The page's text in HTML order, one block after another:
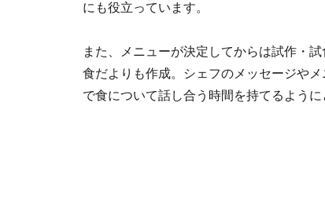
にも役立っています。
また、メニューが決定してからは試作・
食だよりも作成。シェフのメッセージや
で食について話し合う時間を持てるよう